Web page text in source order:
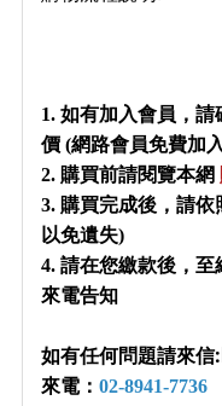
1. 如有加入會員，
價 (網路會員免費加
2. 購買前請閱覽本網
3. 購買完成後，請
以免遺失)
4. 請在您繳款後，至
來電告知
如有任何問題請來
來電： 02-8941-7736